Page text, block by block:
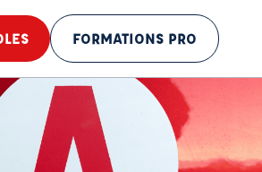
FORMATIONS PRO